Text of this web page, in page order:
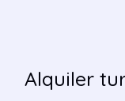
Alquiler